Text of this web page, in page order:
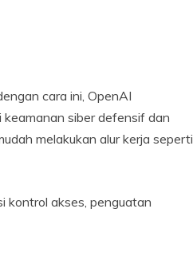
cara ini, OpenAI
siber defensif dan
melakukan alur kerja seperti
kontrol akses, penguatan